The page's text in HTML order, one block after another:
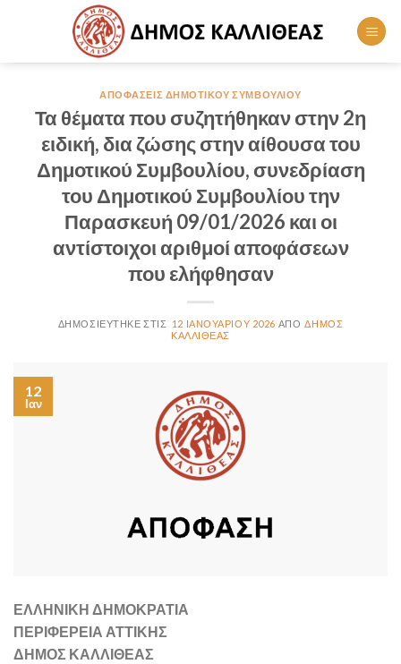
ΑΠΟΦΆΣΕΙΣ ΔΗΜΟΤΙΚΟΎ ΣΥΜΒΟΥΛΊΟΥ
Τα θέματα που συζητήθηκαν στην 2η
ειδική, δια ζώσης στην αίθουσα του
Δημοτικού Συμβουλίου, συνεδρίαση
του Δημοτικού Συμβουλίου την
Παρασκευή 09/01/2026 και οι
αντίστοιχοι αριθμοί αποφάσεων
που ελήφθησαν
12 ΙΑΝΟΥΑΡΊΟΥ 2026
ΔΉΜΟΣ
ΚΑΛΛΙΘΈΑΣ
12
Ιαν
ΕΛΛΗΝΙΚΗ ΔΗΜΟΚΡΑΤΙΑ
ΠΕΡΙΦΕΡΕΙΑ ΑΤΤΙΚΗΣ
ΔΗΜΟΣ ΚΑΛΛΙΘΕΑΣ